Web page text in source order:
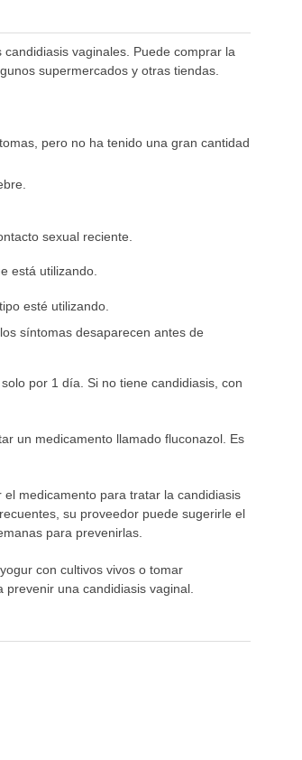
vaginales. Puede comprar la
supermercados y otras tiendas.
pero no ha tenido una gran cantidad
sexual reciente.
está utilizando.
esté utilizando.
síntomas desaparecen antes de
por 1 día. Si no tiene candidiasis, con
un medicamento llamado fluconazol. Es
medicamento para tratar la candidiasis
su proveedor puede sugerirle el
para prevenirlas.
con cultivos vivos o tomar
una candidiasis vaginal.